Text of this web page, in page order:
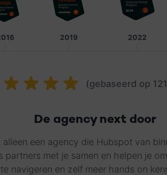
(gebaseerd op
De agency next door
een agency die Hubspot van
partners met je samen en helpen je
navigeren en zelf meer hands on